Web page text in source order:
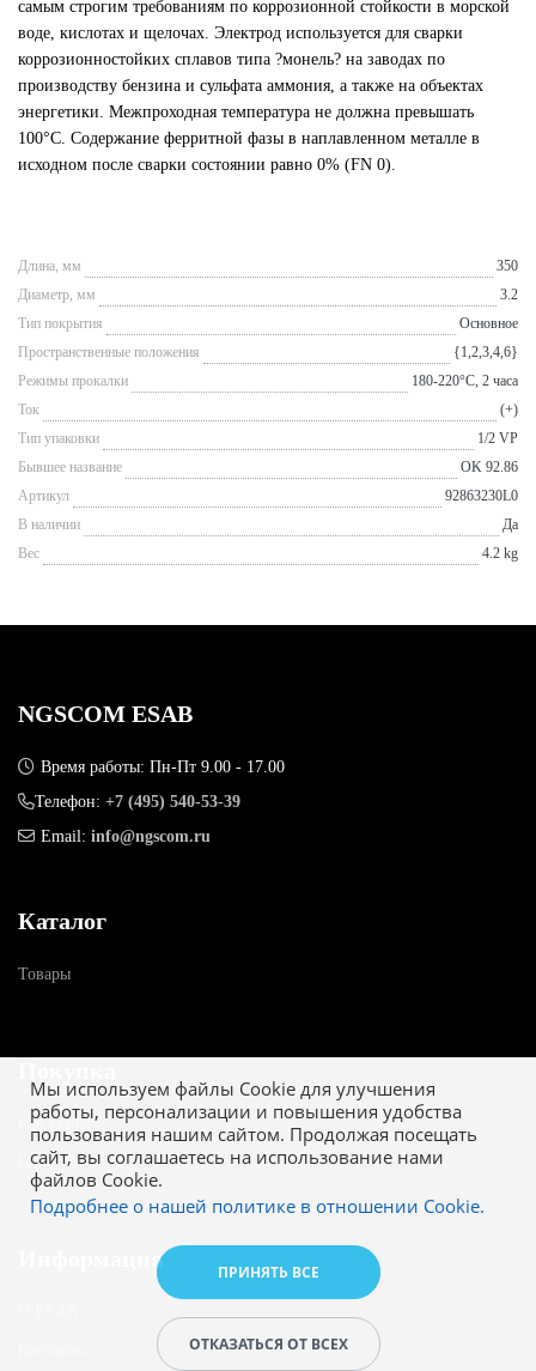
самым строгим требованиям по коррозионной стойкости в морской
воде, кислотах и щелочах. Электрод используется для сварки
коррозионностойких сплавов типа ?монель? на заводах по
производству бензина и сульфата аммония, а также на объектах
энергетики. Межпроходная температура не должна превышать
100°С. Содержание ферритной фазы в наплавленном металле в
исходном после сварки состоянии равно 0% (FN 0).
Длина, мм
350
Диаметр, мм
3.2
Тип покрытия
Основное
Пространственные положения
{1,2,3,4,6}
Режимы прокалки
180-220°С, 2 часа
Ток
(+)
Тип упаковки
1/2 VP
Бывшее название
OK 92.86
Артикул
92863230L0
В наличии
Да
Вес
4.2 kg
Мы используем файлы Cookie для улучшения
работы, персонализации и повышения удобства
пользования нашим сайтом. Продолжая посещать
сайт, вы соглашаетесь на использование нами
файлов Cookie.
Подробнее о нашей политике в отношении Cookie.
ПРИНЯТЬ ВСЕ
ОТКАЗАТЬСЯ ОТ ВСЕХ
NGSCOM ESAB
Время работы: Пн-Пт 9.00 - 17.00
Телефон: +7 (495) 540-53-39
Email: info@ngscom.ru
Каталог
Товары
Как купить
Гарантия
Информация